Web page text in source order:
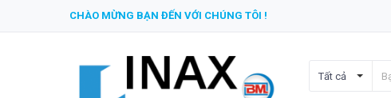
CHÀO MỪNG BẠN ĐẾN VỚI CHÚNG TÔI !
Tất cả